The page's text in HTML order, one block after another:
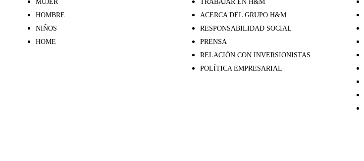
MUJER
HOMBRE
NIÑOS
HOME
TRABAJAR EN H&M
ACERCA DEL GRUPO H&M
RESPONSABILIDAD SOCIAL
PRENSA
RELACIÓN CON INVERSIONISTAS
POLÍTICA EMPRESARIAL